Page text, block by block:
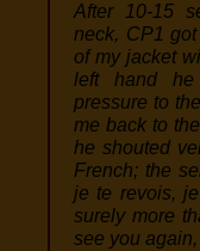
After 10-15
neck, CP1
of my jacket
left hand he
pressure to
me back to
he shouted
French; the
je te revois,
surely more
see you again,